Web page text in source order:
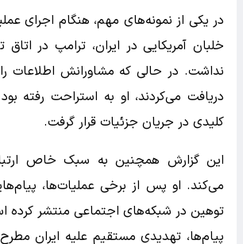
در یکی از نمونه‌های مهم، هنگام اجرای
خلبان آمریکایی در ایران، ترامپ در
نداشت. در حالی که مشاورانش اطلاعات
دریافت می‌کردند، او به استراحت رفته
کلیدی در جریان جزئیات قرار گرفت.
این گزارش همچنین به سبک خاص
می‌کند. او پس از برخی عملیات‌ها،
توهین در شبکه‌های اجتماعی منتشر کرده
پیام‌ها، تهدیدی مستقیم علیه ایران مطرح